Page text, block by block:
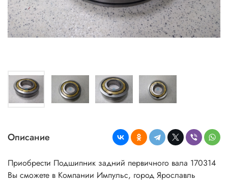
Описание
Приобрести Подшипник задний первичного вала 170314
Вы сможете в Компании Импульс, город Ярославль